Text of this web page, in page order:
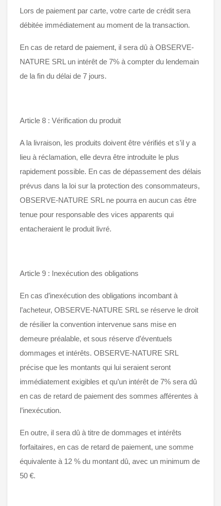
Lors de paiement par carte, votre carte de crédit sera
débitée immédiatement au moment de la transaction.
En cas de retard de paiement, il sera dû à OBSERVE-
NATURE SRL un intérêt de 7% à compter du lendemain
de la fin du délai de 7 jours.
Article 8 : Vérification du produit
A la livraison, les produits doivent être vérifiés et s’il y a
lieu à réclamation, elle devra être introduite le plus
rapidement possible. En cas de dépassement des délais
prévus dans la loi sur la protection des consommateurs,
OBSERVE-NATURE SRL ne pourra en aucun cas être
tenue pour responsable des vices apparents qui
entacheraient le produit livré.
Article 9 : Inexécution des obligations
En cas d’inexécution des obligations incombant à
l’acheteur, OBSERVE-NATURE SRL se réserve le droit
de résilier la convention intervenue sans mise en
demeure préalable, et sous réserve d’éventuels
dommages et intérêts. OBSERVE-NATURE SRL
précise que les montants qui lui seraient seront
immédiatement exigibles et qu’un intérêt de 7% sera dû
en cas de retard de paiement des sommes afférentes à
l’inexécution.
En outre, il sera dû à titre de dommages et intérêts
forfaitaires, en cas de retard de paiement, une somme
équivalente à 12 % du montant dû, avec un minimum de
50 €.